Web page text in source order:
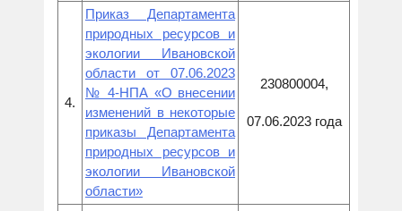
4.
Приказ Департамента
природных ресурсов и
экологии Ивановской
области от 07.06.2023
№ 4-НПА «О внесении
изменений в некоторые
приказы Департамента
природных ресурсов и
экологии Ивановской
области»
230800004,
07.06.2023 года